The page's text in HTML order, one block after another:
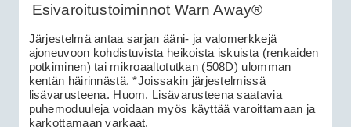
Esivaroitustoiminnot Warn Away®
Järjestelmä antaa sarjan ääni- ja valomerkkejä
ajoneuvoon kohdistuvista heikoista iskuista (renkaiden
potkiminen) tai mikroaaltotutkan (508D) ulomman
kentän häirinnästä. *Joissakin järjestelmissä
lisävarusteena. Huom. Lisävarusteena saatavia
puhemoduuleja voidaan myös käyttää varoittamaan ja
karkottamaan varkaat.